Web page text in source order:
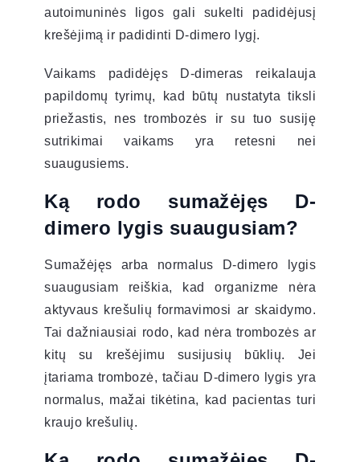
autoimuninės ligos gali sukelti padidėjusį
krešėjimą ir padidinti D-dimero lygį.
Vaikams padidėjęs D-dimeras reikalauja
papildomų tyrimų, kad būtų nustatyta tiksli
priežastis, nes trombozės ir su tuo susiję
sutrikimai vaikams yra retesni nei
suaugusiems.
Ką rodo sumažėjęs D-
dimero lygis suaugusiam?
Sumažėjęs arba normalus D-dimero lygis
suaugusiam reiškia, kad organizme nėra
aktyvaus krešulių formavimosi ar skaidymo.
Tai dažniausiai rodo, kad nėra trombozės ar
kitų su krešėjimu susijusių būklių. Jei
įtariama trombozė, tačiau D-dimero lygis yra
normalus, mažai tikėtina, kad pacientas turi
kraujo krešulių.